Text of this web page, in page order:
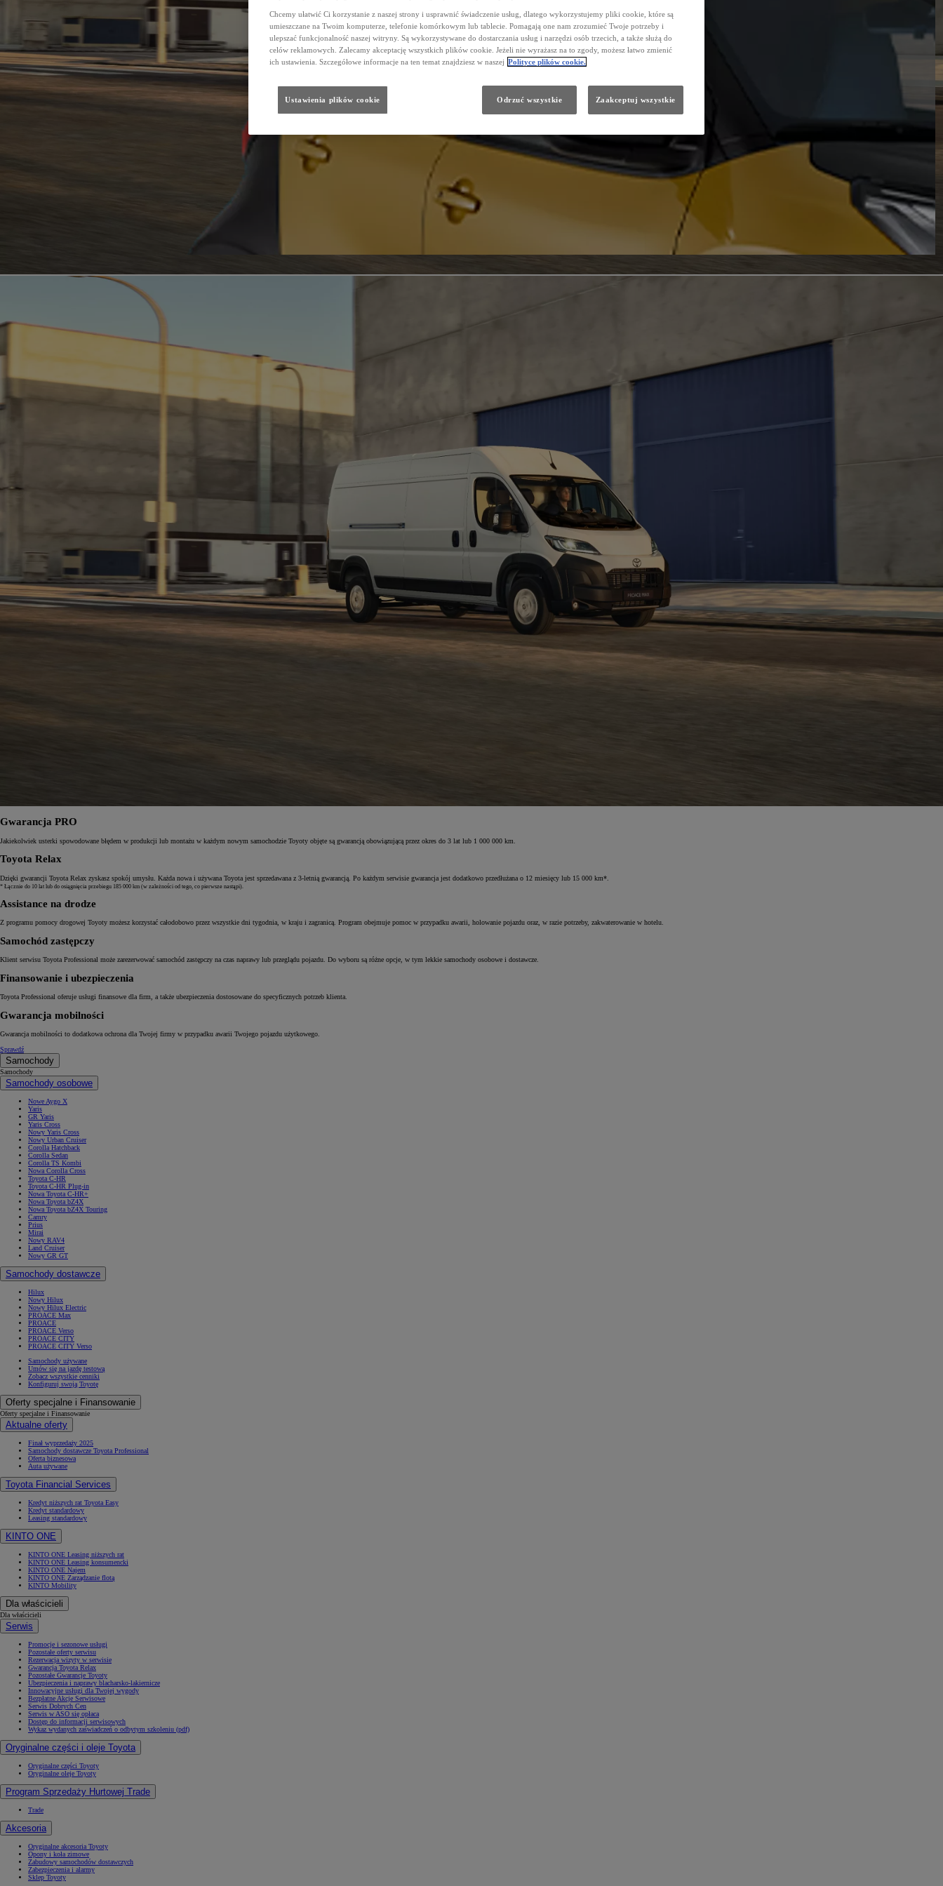
HYBRID
Gwarancja PRO
Jakiekolwiek usterki spowodowane błędem w produkcji lub montażu w każdym nowym samochodzie Toyoty objęte są gwarancją obowiązującą przez okres do 3 lat lub 1 000 000 km.
Toyota Relax
Dzięki gwarancji Toyota Relax zyskasz spokój umysłu. Każda nowa i używana Toyota jest sprzedawana z 3‑letnią gwarancją. Po każdym serwisie gwarancja jest dodatkowo przedłużana o 12 miesięcy lub 15 000 km*.
* Łącznie do 10 lat lub do osiągnięcia przebiegu 185 000 km (w zależności od tego, co pierwsze nastąpi).
Assistance na drodze
Z programu pomocy drogowej Toyoty możesz korzystać całodobowo przez wszystkie dni tygodnia, w kraju i zagranicą. Program obejmuje pomoc w przypadku awarii, holowanie pojazdu oraz, w razie potrzeby, zakwaterowanie w hotelu.
Samochód zastępczy
Klient serwisu Toyota Professional może zarezerwować samochód zastępczy na czas naprawy lub przeglądu pojazdu. Do wyboru są różne opcje, w tym lekkie samochody osobowe i dostawcze.
Finansowanie i ubezpieczenia
Toyota Professional oferuje usługi finansowe dla firm, a także ubezpieczenia dostosowane do specyficznych potrzeb klienta.
Gwarancja mobilności
Gwarancja mobilności to dodatkowa ochrona dla Twojej firmy w przypadku awarii Twojego pojazdu użytkowego.
Sprawdź
Samochody
Samochody
Samochody osobowe
Nowe Aygo X
Yaris
GR Yaris
Yaris Cross
Nowy Yaris Cross
Nowy Urban Cruiser
Corolla Hatchback
Corolla Sedan
Corolla TS Kombi
Nowa Corolla Cross
Toyota C-HR
Toyota C-HR Plug-in
Nowa Toyota C-HR+
Nowa Toyota bZ4X
Nowa Toyota bZ4X Touring
Camry
Prius
Mirai
Nowy RAV4
Land Cruiser
Nowy GR GT
Samochody dostawcze
Hilux
Nowy Hilux
Nowy Hilux Electric
PROACE Max
PROACE
PROACE Verso
PROACE CITY
PROACE CITY Verso
Samochody używane
Umów się na jazdę testową
Zobacz wszystkie cenniki
Konfiguruj swoją Toyotę
Oferty specjalne i Finansowanie
Oferty specjalne i Finansowanie
Aktualne oferty
Finał wyprzedaży 2025
Samochody dostawcze Toyota Professional
Oferta biznesowa
Auta używane
Toyota Financial Services
Kredyt niższych rat Toyota Easy
Kredyt standardowy
Leasing standardowy
KINTO ONE
KINTO ONE Leasing niższych rat
KINTO ONE Leasing konsumencki
KINTO ONE Najem
KINTO ONE Zarządzanie flotą
KINTO Mobility
Dla właścicieli
Dla właścicieli
Serwis
Promocje i sezonowe usługi
Pozostałe oferty serwisu
Rezerwacja wizyty w serwisie
Gwarancja Toyota Relax
Pozostałe Gwarancje Toyoty
Ubezpieczenia i naprawy blacharsko-lakiernicze
Innowacyjne usługi dla Twojej wygody
Bezpłatne Akcje Serwisowe
Serwis Dobrych Cen
Serwis w ASO się opłaca
Dostęp do informacji serwisowych
Wykaz wydanych zaświadczeń o odbytym szkoleniu (pdf)
Oryginalne części i oleje Toyota
Oryginalne części Toyoty
Oryginalne oleje Toyoty
Program Sprzedaży Hurtowej Trade
Trade
Akcesoria
Oryginalne akcesoria Toyoty
Opony i koła zimowe
Zabudowy samochodów dostawczych
Zabezpieczenia i alarmy
Sklep Toyoty
Chcemy ułatwić Ci korzystanie z naszej strony i usprawnić świadczenie usług, dlatego wykorzystujemy pliki cookie, które są
umieszczane na Twoim komputerze, telefonie komórkowym lub tablecie. Pomagają one nam zrozumieć Twoje potrzeby i
ulepszać funkcjonalność naszej witryny. Są wykorzystywane do dostarczania usług i narzędzi osób trzecich, a także służą do
celów reklamowych. Zalecamy akceptację wszystkich plików cookie. Jeżeli nie wyrażasz na to zgody, możesz łatwo zmienić
ich ustawienia. Szczegółowe informacje na ten temat znajdziesz w naszej Polityce plików cookie.
Odrzuć wszystkie Zaakceptuj wszystkie
Ustawienia plików cookie